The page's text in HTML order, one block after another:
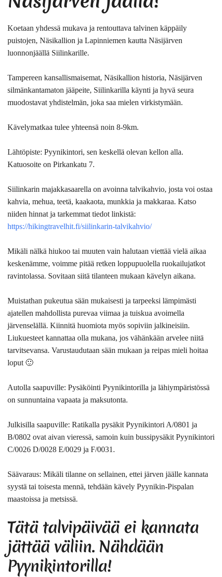
Koetaan yhdessä mukava ja rentouttava talvinen käppäily
puistojen, Näsikallion ja Lapinniemen kautta Näsijärven
luonnonjäällä Siilinkarille.
Tampereen kansallismaisemat, Näsikallion historia, Näsijärven
silmänkantamaton jääpeite, Siilinkarilla käynti ja hyvä seura
muodostavat yhdistelmän, joka saa mielen virkistymään.
Kävelymatkaa tulee yhteensä noin 8-9km.
Lähtöpiste: Pyynikintori, sen keskellä olevan kellon alla.
Katuosoite on Pirkankatu 7.
Siilinkarin majakkasaarella on avoinna talvikahvio, josta voi ostaa
kahvia, mehua, teetä, kaakaota, munkkia ja makkaraa. Katso
niiden hinnat ja tarkemmat tiedot linkistä:
https://hikingtravelhit.fi/siilinkarin-talvikahvio/
Mikäli nälkä hiukoo tai muuten vain halutaan viettää vielä aikaa
keskenämme, voimme pitää retken loppupuolella ruokailujatkot
ravintolassa. Sovitaan siitä tilanteen mukaan kävelyn aikana.
Muistathan pukeutua sään mukaisesti ja tarpeeksi lämpimästi
ajatellen mahdollista purevaa viimaa ja tuiskua avoimella
järvenselällä. Kiinnitä huomiota myös sopiviin jalkineisiin.
Liukuesteet kannattaa olla mukana, jos vähänkään arvelee niitä
tarvitsevansa. Varustaudutaan sään mukaan ja reipas mieli hoitaa
loput 🙂
Autolla saapuville: Pysäköinti Pyynikintorilla ja lähiympäristössä
on sunnuntaina vapaata ja maksutonta.
Julkisilla saapuville: Ratikalla pysäkit Pyynikintori A/0801 ja
B/0802 ovat aivan vieressä, samoin kuin bussipysäkit Pyynikintori
C/0026 D/0028 E/0029 ja F/0031.
Säävaraus: Mikäli tilanne on sellainen, ettei järven jäälle kannata
syystä tai toisesta mennä, tehdään kävely Pyynikin-Pispalan
maastoissa ja metsissä.
Tätä talvipäivää ei kannata
jättää väliin. Nähdään
Pyynikintorilla!